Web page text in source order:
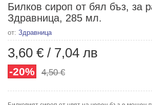
Билков сироп от бял бъз, за
Здравница, 285 мл.
от: Здравница
3,60 € / 7,04 лв
-20% 4,50 €